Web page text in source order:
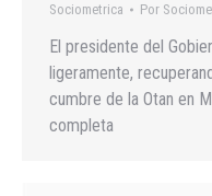
Sociometrica Por
El presidente del
ligeramente,
cumbre de la Otan en
completa